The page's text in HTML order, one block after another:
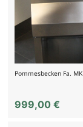
Pommesbecken Fa.
999,00 €